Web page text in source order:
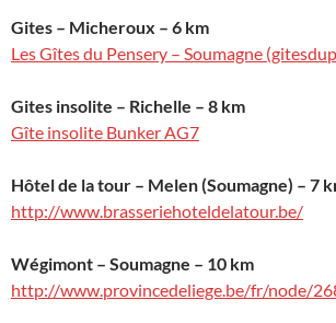
Gites – Micheroux – 6 km
Les Gîtes du Pensery – Soumagne
Gites insolite – Richelle – 8 km
Gîte insolite Bunker AG7
Hôtel de la tour – Melen (Soumagne) – 7
http://www.brasseriehoteldelatour.be/
Wégimont – Soumagne – 10 km
http://www.provincedeliege.be/fr/node/